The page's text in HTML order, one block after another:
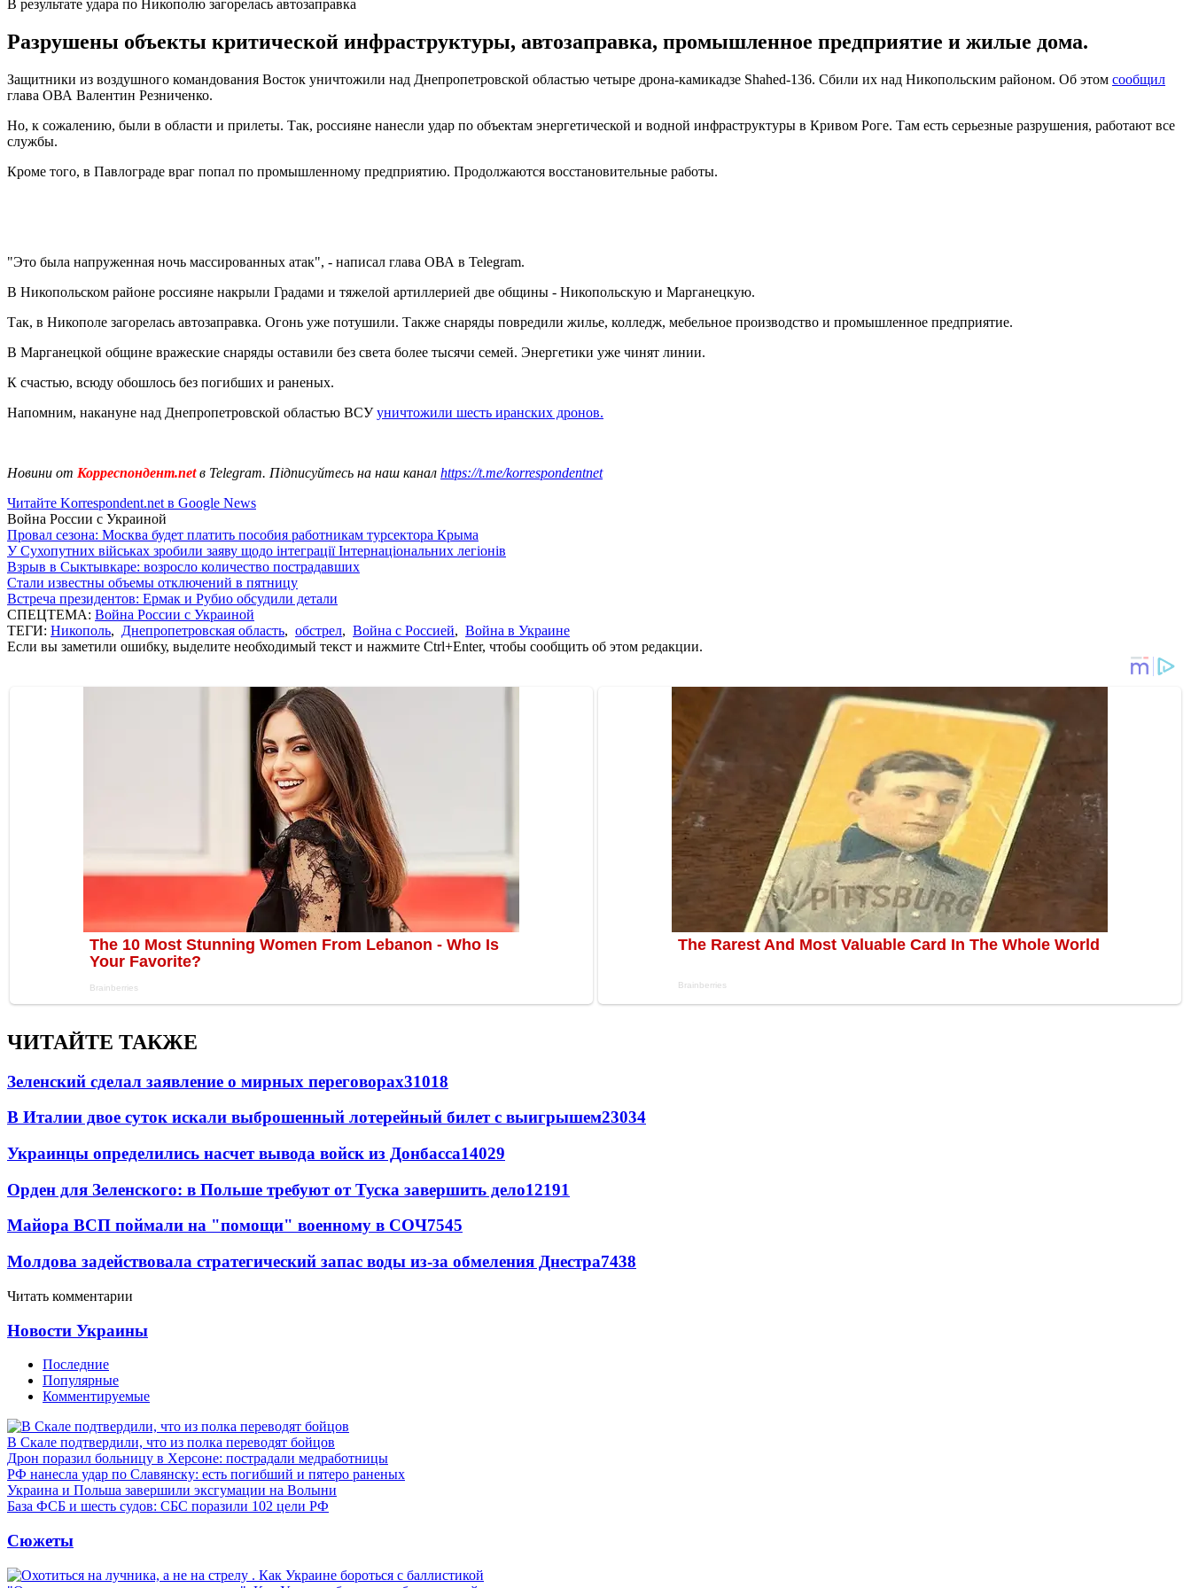
В результате удара по Никополю загорелась автозаправка
Разрушены объекты критической инфраструктуры, автозаправка, промышленное предприятие и жилые дома.
Защитники из воздушного командования Восток уничтожили над Днепропетровской областью четыре дрона-камикадзе Shahed-136. Сбили их над Никопольским районом. Об этом сообщил
глава ОВА Валентин Резниченко.
Но, к сожалению, были в области и прилеты. Так, россияне нанесли удар по объектам энергетической и водной инфраструктуры в Кривом Роге. Там есть серьезные разрушения, работают все
службы.
Кроме того, в Павлограде враг попал по промышленному предприятию. Продолжаются восстановительные работы.
"Это была напруженная ночь массированных атак", - написал глава ОВА в Telegram.
В Никопольском районе россияне накрыли Градами и тяжелой артиллерией две общины - Никопольскую и Марганецкую.
Так, в Никополе загорелась автозаправка. Огонь уже потушили. Также снаряды повредили жилье, колледж, мебельное производство и промышленное предприятие.
В Марганецкой общине вражеские снаряды оставили без света более тысячи семей. Энергетики уже чинят линии.
К счастью, всюду обошлось без погибших и раненых.
Напомним, накануне над Днепропетровской областью ВСУуничтожили шесть иранских дронов.
Новини от Корреспондент.netв Telegram. Підписуйтесь на наш канал https://t.me/korrespondentnet
Читайте Korrespondent.net в Google News
Война России с Украиной
Провал сезона: Москва будет платить пособия работникам турсектора Крыма
У Сухопутних військах зробили заяву щодо інтеграції Інтернаціональних легіонів
Взрыв в Сыктывкаре: возросло количество пострадавших
Стали известны объемы отключений в пятницу
Встреча президентов: Ермак и Рубио обсудили детали
СПЕЦТЕМА: Война России с Украиной
ТЕГИ: Никополь, Днепропетровская область, обстрел, Война с Россией, Война в Украине
Если вы заметили ошибку, выделите необходимый текст и нажмите Ctrl+Enter, чтобы сообщить об этом редакции.
ЧИТАЙТЕ ТАКЖЕ
Зеленский сделал заявление о мирных переговорах31018
В Италии двое суток искали выброшенный лотерейный билет с выигрышем23034
Украинцы определились насчет вывода войск из Донбасса14029
Орден для Зеленского: в Польше требуют от Туска завершить дело12191
Майора ВСП поймали на "помощи" военному в СОЧ7545
Молдова задействовала стратегический запас воды из-за обмеления Днестра7438
Читать комментарии
Новости Украины
Последние
Популярные
Комментируемые
В Скале подтвердили, что из полка переводят бойцов
Дрон поразил больницу в Херсоне: пострадали медработницы
РФ нанесла удар по Славянску: есть погибший и пятеро раненых
Украина и Польша завершили эксгумации на Волыни
База ФСБ и шесть судов: СБС поразили 102 цели РФ
Сюжеты